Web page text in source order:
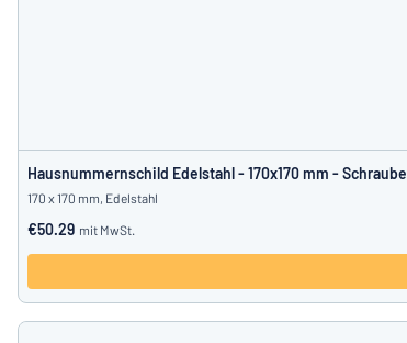
Hausnummernschild Edelstahl - 170x170 mm - Schraube
170 x 170 mm, Edelstahl
€50.29 mit MwSt.